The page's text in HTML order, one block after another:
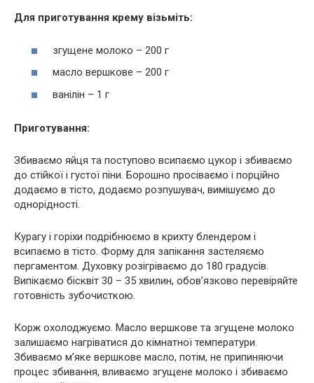
Для приготування крему візьміть:
згущене молоко – 200 г
масло вершкове – 200 г
ванілін – 1 г
Приготування:
Збиваємо яйця та поступово всипаємо цукор і збиваємо
до стійкої і густої піни. Борошно просіваємо і порційно
додаємо в тісто, додаємо розпушувач, вимішуємо до
однорідності.
Курагу і горіхи подрібнюємо в крихту блендером і
всипаємо в тісто. Форму для запікання застеляємо
пергаментом. Духовку розігріваємо до 180 градусів.
Випікаємо бісквіт 30 – 35 хвилин, обов’язково перевіряйте
готовність зубочисткою.
Корж охолоджуємо. Масло вершкове та згущене молоко
залишаємо нагріватися до кімнатної температури.
Збиваємо м’яке вершкове масло, потім, не припиняючи
процес збивання, вливаємо згущене молоко і збиваємо